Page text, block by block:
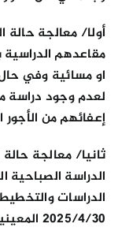
أولا/ معالجة حالة
مقاعدهم
او مسائية وفي
لعدم وجود دراسة
إعفائهم من الأجور
ثانيا/ معالجة
الدراسة
2025/4/